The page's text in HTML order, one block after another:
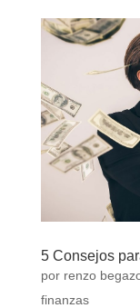
5 Consejos
por renzo
finanzas